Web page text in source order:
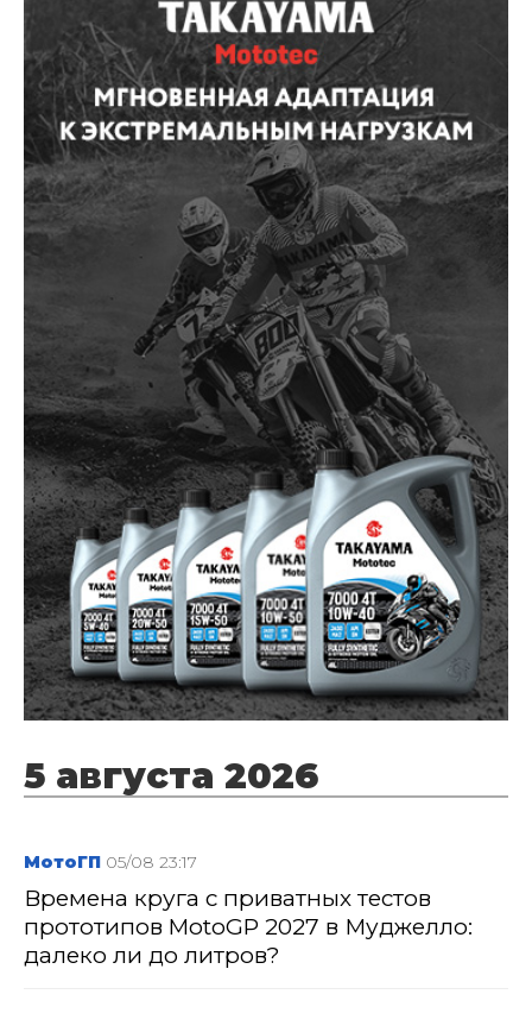
5 августа 2026
МотоГП 05/08 23:17
Времена круга с приватных тестов
прототипов MotoGP 2027 в Муджелло:
далеко ли до литров?